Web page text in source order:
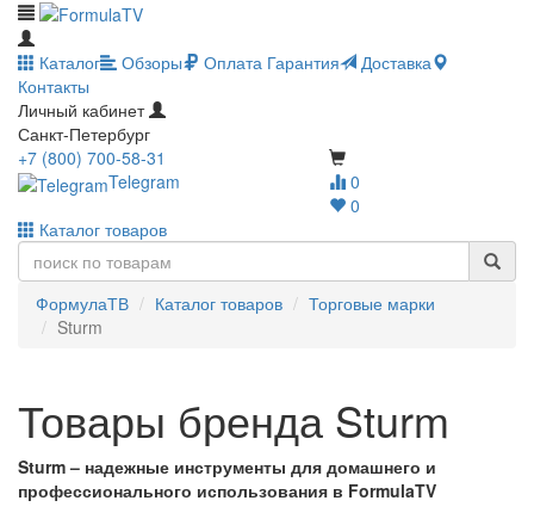
Каталог Обзоры Оплата Гарантия
Доставка
Контакты
Личный кабинет
Санкт-Петербург
0
0
+7 (800) 700-58-31
Telegram
Каталог товаров
ФормулаТВ Каталог товаров
Торговые марки
Sturm
Товары бренда Sturm
Sturm – надежные инструменты для домашнего и
профессионального использования в FormulaTV